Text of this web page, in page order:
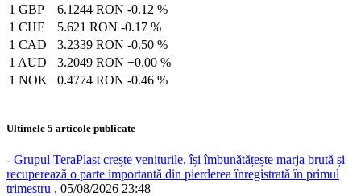
1 GBP
6.1244 RON -0.12 %
1 CHF
5.621 RON -0.17 %
1 CAD
3.2339 RON -0.50 %
1 AUD
3.2049 RON +0.00 %
1 NOK
0.4774 RON -0.46 %
Ultimele 5 articole publicate
- Grupul TeraPlast crește veniturile, își îmbunătățește marja brută și
recuperează o parte importantă din pierderea înregistrată în primul
trimestru , 05/08/2026 23:48